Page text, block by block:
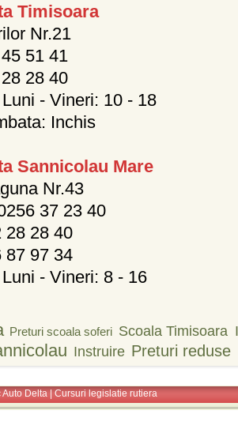
Timisoara
Nr.21
51 41
28 40
- Vineri: 10 - 18
Inchis
Sannicolau Mare
Nr.43
37 23 40
28 28 40
87 97 34
- Vineri: 8 - 16
Preturi scoala soferi Scoala Timisoara
Instruire Preturi reduse
Auto Delta Cursuri legislatie rutiera